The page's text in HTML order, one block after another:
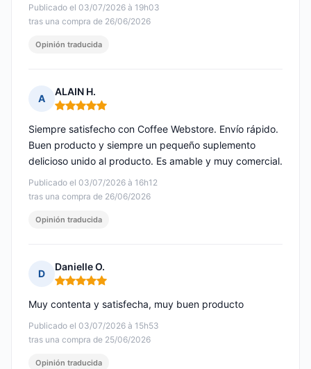
Publicado el 03/07/2026 à 19h03
tras una compra de 26/06/2026
Opinión traducida
A
ALAIN H.
Nota: 5 de 5
Publicado el 03/07/2026 à 16h12
tras una compra de 26/06/2026
Siempre satisfecho con Coffee Webstore. Envío rápido.
Buen producto y siempre un pequeño suplemento
delicioso unido al producto. Es amable y muy comercial.
Opinión traducida
D
Danielle O.
Nota: 5 de 5
Publicado el 03/07/2026 à 15h53
tras una compra de 25/06/2026
Muy contenta y satisfecha, muy buen producto
Opinión traducida